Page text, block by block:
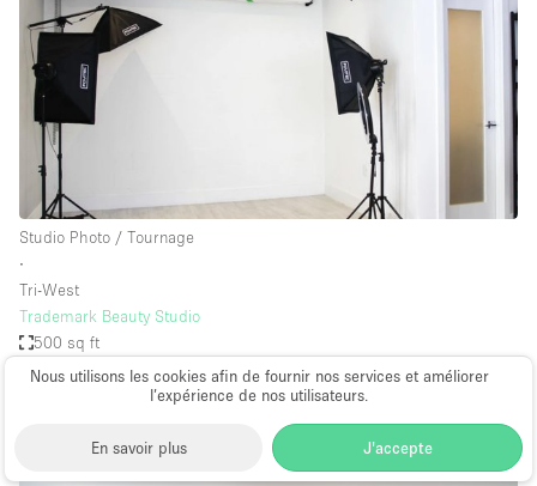
Nous utilisons les cookies afin de fournir nos services et améliorer
l’expérience de nos utilisateurs.
En savoir plus J'accepte
Studio Photo / Tournage
∙
Tri-West
Trademark Beauty Studio
500 sq ft
à partir de $480par jour